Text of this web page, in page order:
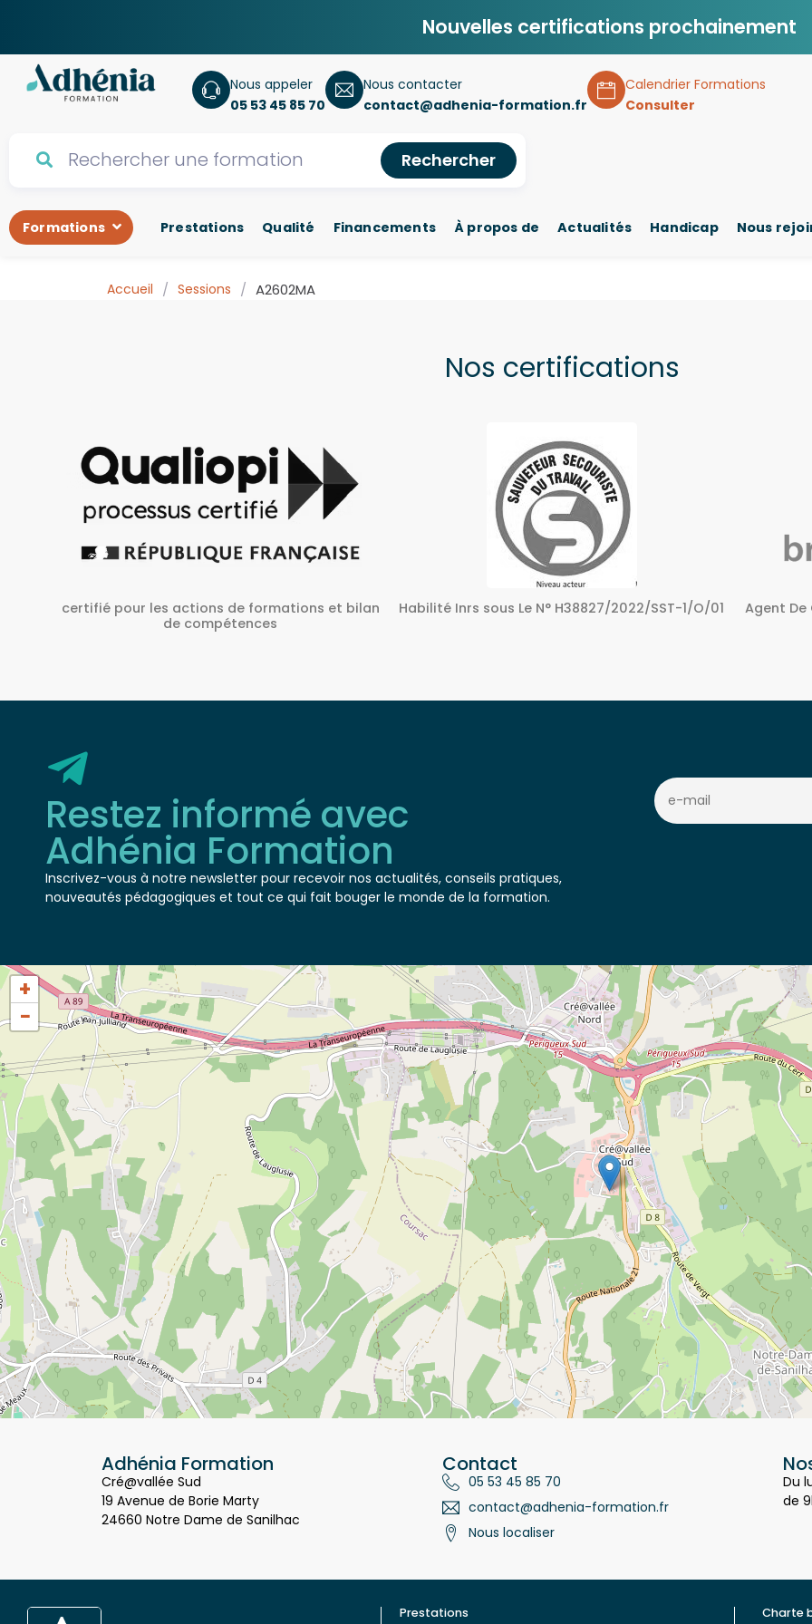
Nouvelles certifications prochainement
Nous appeler
05 53 45 85 70
Nous contacter
contact@adhenia-formation.fr
Calendrier Formations
Consulter
Rechercher
Formations Prestations Qualité Financements À propos de Actualités Handicap Nous
Accueil / Sessions / A2602MA
Nos certifications
Habilité Inrs sous Le N° H38827/2022/SST-1/O/01 Agent De Certification sous Le N° 72240158724 Centre
Restez informé avec
Adhénia Formation
Inscrivez-vous à notre newsletter pour recevoir nos actualités, conseils pratiques,
nouveautés pédagogiques et tout ce qui fait bouger le monde de la formation.
+
−
Cré@vallée Sud
19 Avenue de Borie Marty
24660 Notre Dame de Sanilhac
05 53 45 85 70
contact@adhenia-formation.fr
Nous localiser
Du
de